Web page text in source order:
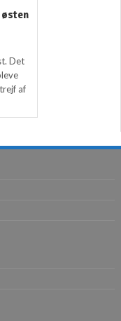
Det
af